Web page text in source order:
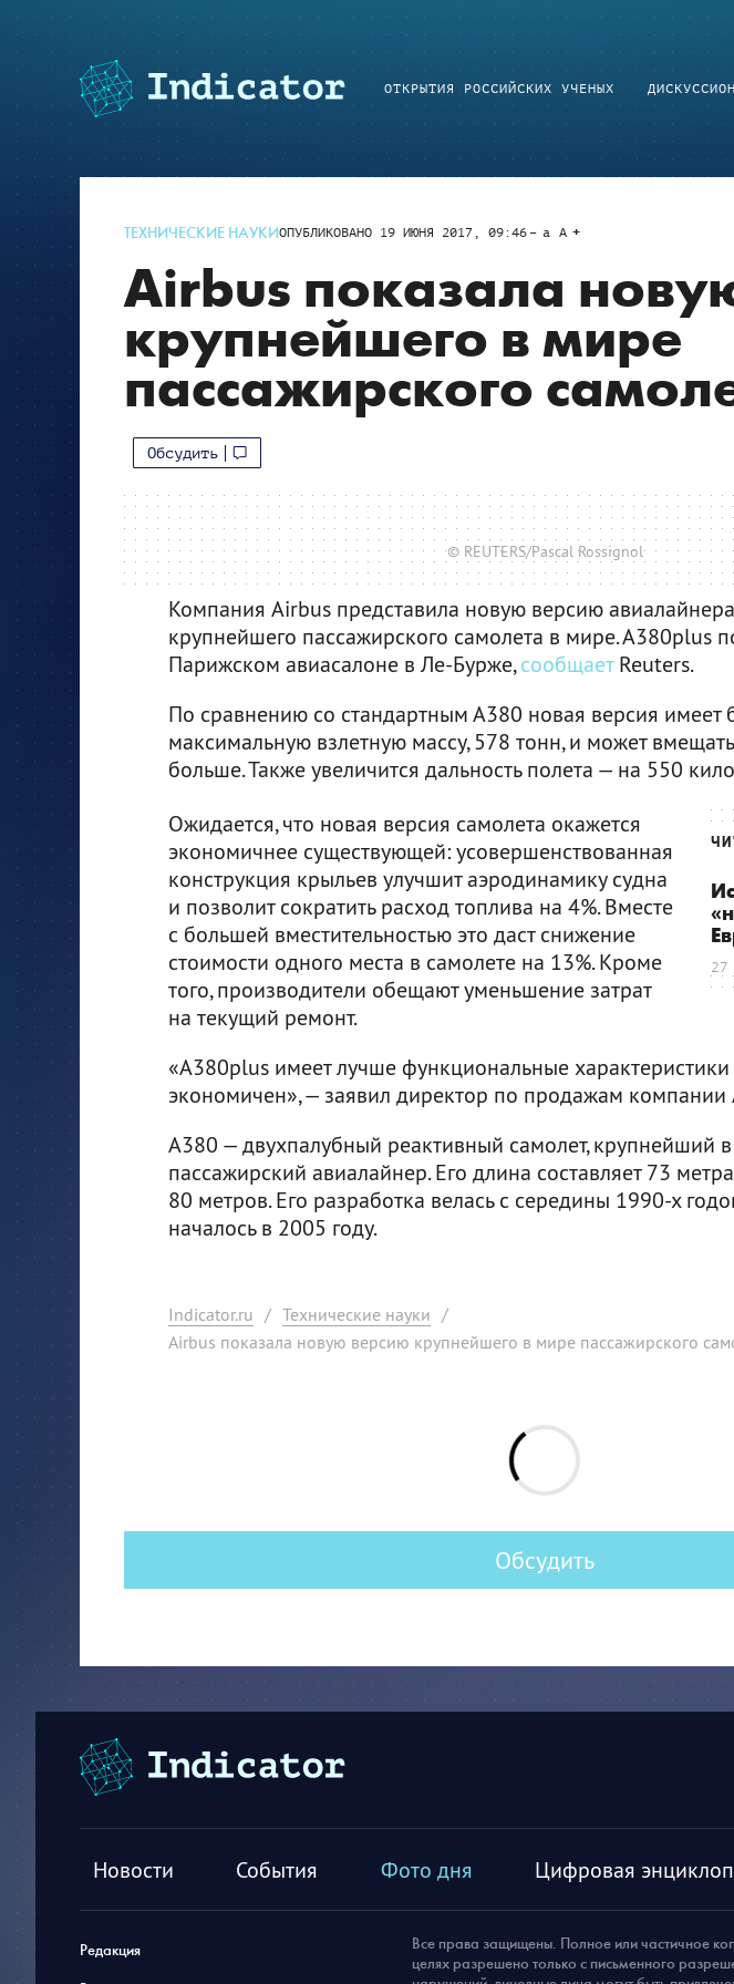
ОТКРЫТИЯ РОССИЙСКИХ УЧЕНЫХ
ТЕХНИЧЕСКИЕ НАУКИОПУБЛИКОВАНО 19 ИЮНЯ 2017, 09:46 a A
Airbus показала
крупнейшего в мире
пассажирского
Обсудить
© REUTERS/Pascal Rossignol
Компания Airbus представила новую версию
крупнейшего пассажирского самолета в мире. А380plus
Парижском авиасалоне в Ле-Бурже,сообщаетReuters.
По сравнению со стандартным А380 новая версия имеет
максимальную взлетную массу, 578 тонн, и может
больше. Также увеличится дальность полета — на 550
Ожидается, что новая версия самолета окажется
экономичнее существующей: усовершенствованная
конструкция крыльев улучшит аэродинамику судна
и позволит сократить расход топлива на 4%. Вместе
с большей вместительностью это даст снижение
стоимости одного места в самолете на 13%. Кроме
того, производители обещают уменьшение затрат
на текущий ремонт.
«А380plus имеет лучше функциональные
экономичен», — заявил директор по продажам
А380 — двухпалубный реактивный самолет, крупнейший
пассажирский авиалайнер. Его длина составляет 73
80 метров. Его разработка велась с середины 1990-х
началось в 2005 году.
Indicator.ru / Технические науки /
Airbus показала новую версию крупнейшего в мире пассажирского
Обсудить
Новости События Фото дня Цифровая
Редакция
Все права защищены. Полное или частичное
целях разрешено только с письменного